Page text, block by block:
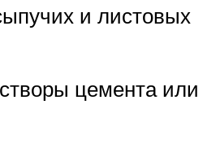
и листовых
цемента или